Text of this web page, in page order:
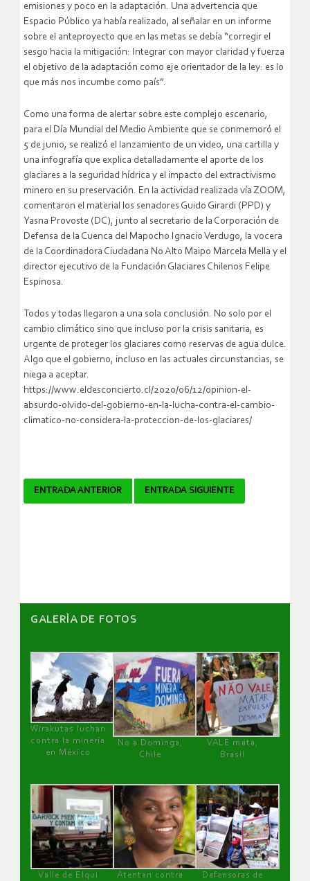
emisiones y poco en la adaptación. Una advertencia que
Espacio Público ya había realizado, al señalar en un informe
sobre el anteproyecto que en las metas se debía “corregir el
sesgo hacia la mitigación: Integrar con mayor claridad y fuerza
el objetivo de la adaptación como eje orientador de la ley: es lo
que más nos incumbe como país”.
Como una forma de alertar sobre este complejo escenario,
para el Día Mundial del Medio Ambiente que se conmemoró el
5 de junio, se realizó el lanzamiento de un video, una cartilla y
una infografía que explica detalladamente el aporte de los
glaciares a la seguridad hídrica y el impacto del extractivismo
minero en su preservación. En la actividad realizada vía ZOOM,
comentaron el material los senadores Guido Girardi (PPD) y
Yasna Provoste (DC), junto al secretario de la Corporación de
Defensa de la Cuenca del Mapocho Ignacio Verdugo, la vocera
de la Coordinadora Ciudadana No Alto Maipo Marcela Mella y el
director ejecutivo de la Fundación Glaciares Chilenos Felipe
Espinosa.
Todos y todas llegaron a una sola conclusión. No solo por el
cambio climático sino que incluso por la crisis sanitaria, es
urgente de proteger los glaciares como reservas de agua dulce.
Algo que el gobierno, incluso en las actuales circunstancias, se
niega a aceptar.
https://www.eldesconcierto.cl/2020/06/12/opinion-el-
absurdo-olvido-del-gobierno-en-la-lucha-contra-el-cambio-
climatico-no-considera-la-proteccion-de-los-glaciares/
Navegador
ENTRADA ANTERIOR ENTRADA SIGUIENTE
GALERÌA DE FOTOS
Wirakutas luchan
contra la minería
en México
No a Dominga,
Chile
VALE mata,
Brasil
Valle de Elqui
Atentan contra
Defensoras de